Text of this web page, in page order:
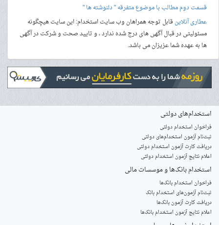
قسمت دوم مطالب با موضوع متفرقه " دلنوشته ها "
عطاری آنلاینقابل توجه همراهان وب سایت استخدام: این سایت هیچگونه
مسئولیتی در قبال آگهی های درج شده ندارد ، و تایید صحت و شرکت در آگهی
ها به عهده شما عزیزان می باشد.
استخدام‌های دولتی
فراخوان استخدام دولتی
ثبت‌نام آزمون‌ استخدام‌های دولتی
دریافت کارت آزمون استخدام دولتی
اعلام نتایج آزمون استخدام دولتی
استخدام‌ بانک‌ها و موسسات مالی
فراخوان استخدام بانک‌ها
‌ثبت‌نام آزمون‌های استخدام بانک
دریافت کارت آزمون بانک‌ها
اعلام نتایج آزمون استخدام بانک‌ها